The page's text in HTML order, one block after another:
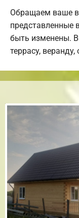
Обращаем ваше
представленные
быть изменены.
террасу,